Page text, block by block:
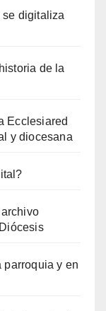
digitaliza
de la
Ecclesiared
y diocesana
parroquia y en